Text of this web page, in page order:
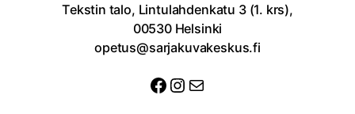
Tekstin talo, Lintulahdenkatu 3 (1. krs),
00530 Helsinki
opetus@sarjakuvakeskus.fi
Facebook
Instagram
Sähköposti